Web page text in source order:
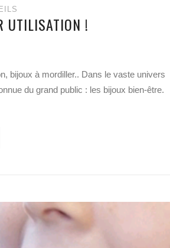
UTILISATION !
bijoux à mordiller.. Dans le vaste univers
du grand public : les bijoux bien-être.